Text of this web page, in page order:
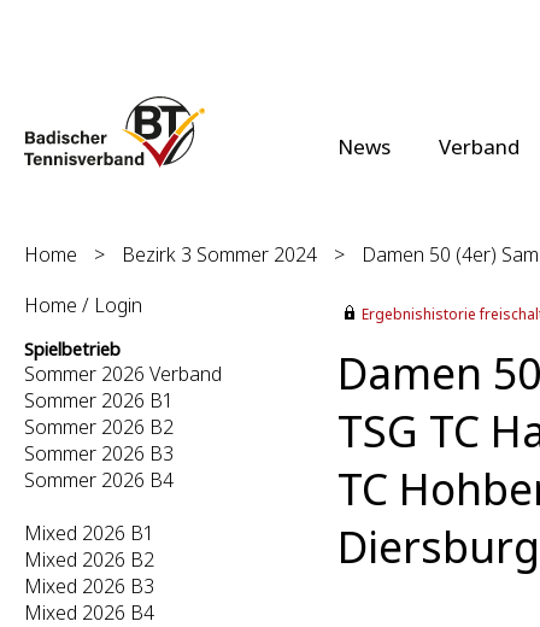
News Verband
Home > Bezirk 3 Sommer 2024 >
Damen 50 (4er)
Home / Login
Spielbetrieb
Sommer 2026 Verband
Sommer 2026 B1
Sommer 2026 B2
Sommer 2026 B3
Sommer 2026 B4
Mixed 2026 B1
Mixed 2026 B2
Mixed 2026 B3
Mixed 2026 B4
Ergebnishistorie
Damen
TSG TC
TC